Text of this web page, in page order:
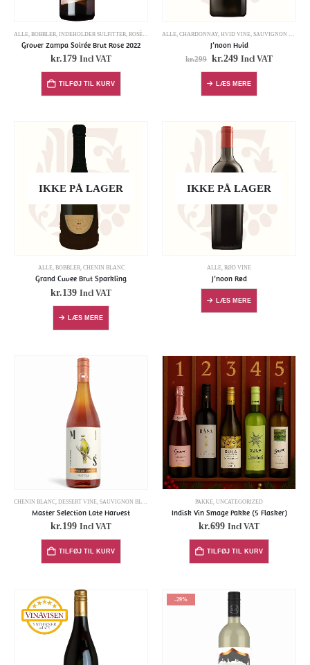
ALLE, BOBBLER, INDEHOLDER SULFITTER, ROSÉ,SHIRAZ/SYRAH
Grover Zampa Soirée Brut Rose 2022
kr.179 Incl VAT
TILFØJ TIL KURV
ALLE, CHARDONNAY, HVID VINE, SAUVIGNON BLANC
J’noon Hvid
kr.299 kr.249 Incl VAT
LÆS MERE
IKKE PÅ LAGER
ALLE, BOBBLER, CHENIN BLANC
Grand Cuvee Brut Sparkling
kr.139 Incl VAT
LÆS MERE
IKKE PÅ LAGER
ALLE, RØD VINE
J’noon Rød
LÆS MERE
CHENIN BLANC DESSERT VINE SAUVIGNON BLANC
Master Selection Late Harvest
kr.199 Incl VAT
TILFØJ TIL KURV
PAKKE UNCATEGORIZED
Indisk Vin Smage Pakke (5 Flasker)
kr.699 Incl VAT
TILFØJ TIL KURV
-29%